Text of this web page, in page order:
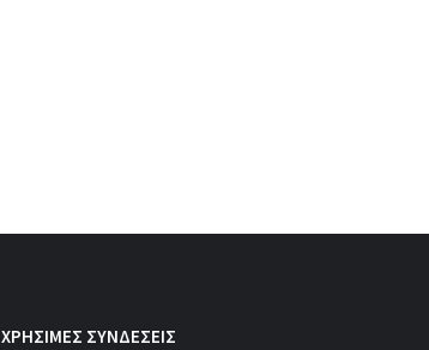
ΧΡΗΣΙΜΕΣ ΣΥΝΔΕΣΕΙΣ